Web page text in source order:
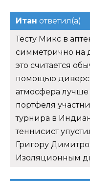
Итан ответил(а)
Тесту Микс в
симметрично на
это считается
помощью
атмосфера
портфеля
турнира в
теннисист
Григору
Изоляционным